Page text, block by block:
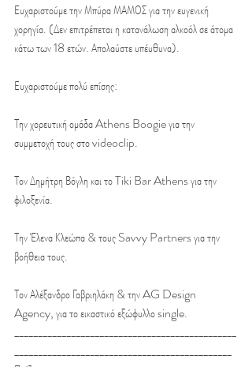
Ευχαριστούμε την Μπύρα ΜΑΜΟΣ για την ευγενική
χορηγία. (Δεν επιτρέπεται η κατανάλωση αλκοόλ σε άτομα
κάτω των 18 ετών. Απολαύστε υπέυθυνα).
Ευχαριστούμε πολύ επίσης:
Την χορευτική ομάδα Athens Boogie για την
συμμετοχή τους στο videoclip.
Τον Δημήτρη Βόγλη και το Tiki Bar Athens για την
φιλοξενία.
Την Έλενα Κλεώπα & τους Savvy Partners για την
βοήθεια τους.
Τον Αλέξανδρο Γαβριηλάκη & την AG Design
Agency, για το εικαστικό εξώφυλλο single.
_______________________________________________
______________________________________________